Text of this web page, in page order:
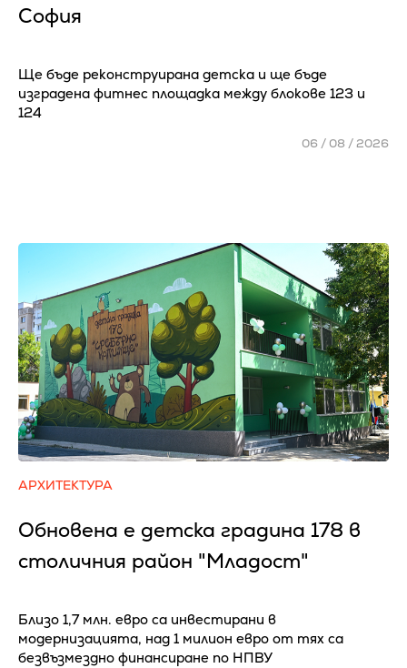
София
Ще бъде реконструирана детска и ще бъде
изградена фитнес площадка между блокове 123 и
124
06 / 08 / 2026
АРХИТЕКТУРА
Обновена е детска градина 178 в
столичния район "Младост"
Близо 1,7 млн. евро са инвестирани в
модернизацията, над 1 милион евро от тях са
безвъзмездно финансиране по НПВУ